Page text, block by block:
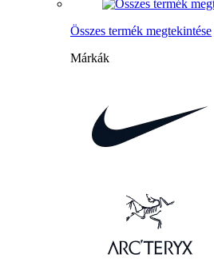
Összes termék megtekintése
Márkák